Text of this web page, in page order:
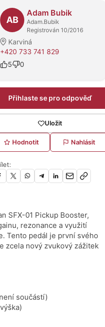
prodejci
AB
Adam Bubik
Adam.Bubik
Registrován 10/2016
Karviná
+420 733 741 829
5
0
Přihlaste se pro odpověď
Uložit
Hodnotit Nahlásit
SFX-01 Pickup Booster,
rezonance a využití
Tento pedál je první svého
zcela nový zvukový zážitek
součástí)